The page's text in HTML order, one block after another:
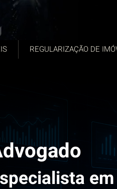
REGULARIZAÇÃO DE